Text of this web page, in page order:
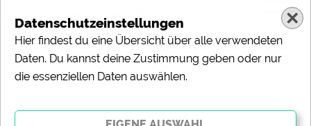
119 Campingplätze » Hallenbad
Datenschutzeinstellungen
Hier findest du eine Übersicht über alle verwendeten
Daten. Du kannst deine Zustimmung geben oder nur
die essenziellen Daten auswählen.